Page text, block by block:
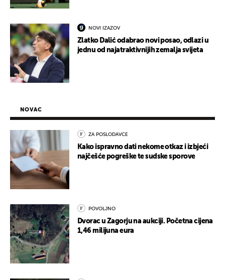
NOVI IZAZOV
Zlatko Dalić odabrao novi posao, odlazi u
jednu od najatraktivnijih zemalja svijeta
NOVAC
ZA POSLODAVCE
Kako ispravno dati nekome otkaz i izbjeći
najčešće pogreške te sudske sporove
POVOLJNO
Dvorac u Zagorju na aukciji. Početna cijena
1,46 milijuna eura